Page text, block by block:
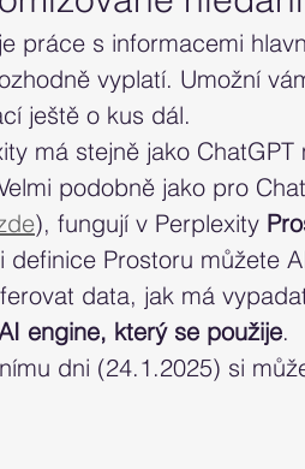
práce s informacemi
vyplatí. Umožní
ještě o kus dál.
má stejně jako
podobně jako pro
), fungují v Perplexity
definice Prostoru můžete
data, jak má
engine, který se použije.
dni (24.1.2025) si